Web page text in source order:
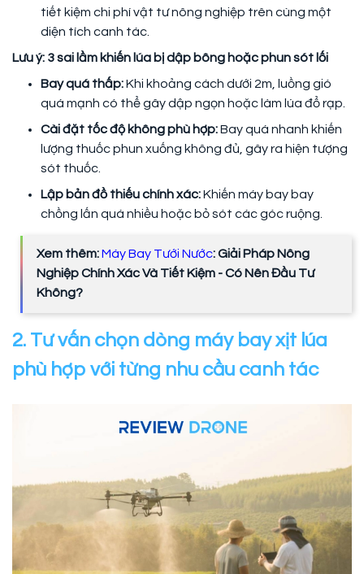
tiết kiệm chi phí vật tư nông nghiệp trên cùng một
diện tích canh tác.
Lưu ý: 3 sai lầm khiến lúa bị dập bông hoặc phun sót lối
Bay quá thấp:Khi khoảng cách dưới 2m, luồng gió
quá mạnh có thể gây dập ngọn hoặc làm lúa đổ rạp.
Cài đặt tốc độ không phù hợp:Bay quá nhanh khiến
lượng thuốc phun xuống không đủ, gây ra hiện tượng
sót thuốc.
Lập bản đồ thiếu chính xác:Khiến máy bay bay
chồng lấn quá nhiều hoặc bỏ sót các góc ruộng.
Xem thêm:Máy Bay Tưới Nước: Giải Pháp Nông
Nghiệp Chính Xác Và Tiết Kiệm - Có Nên Đầu Tư
Không?
2. Tư vấn chọn dòng máy bay xịt lúa
phù hợp với từng nhu cầu canh tác